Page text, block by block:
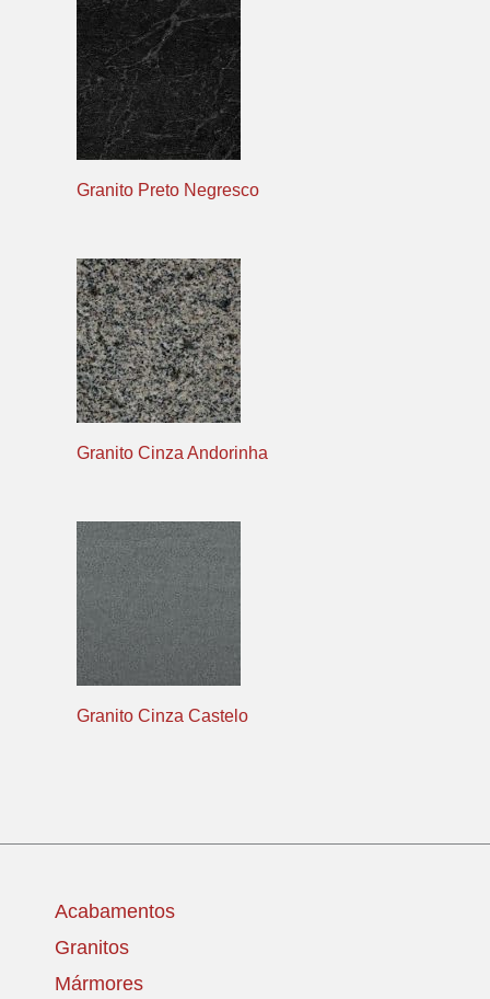
Granito Preto Negresco
Granito Cinza Andorinha
Granito Cinza Castelo
Acabamentos
Granitos
Mármores